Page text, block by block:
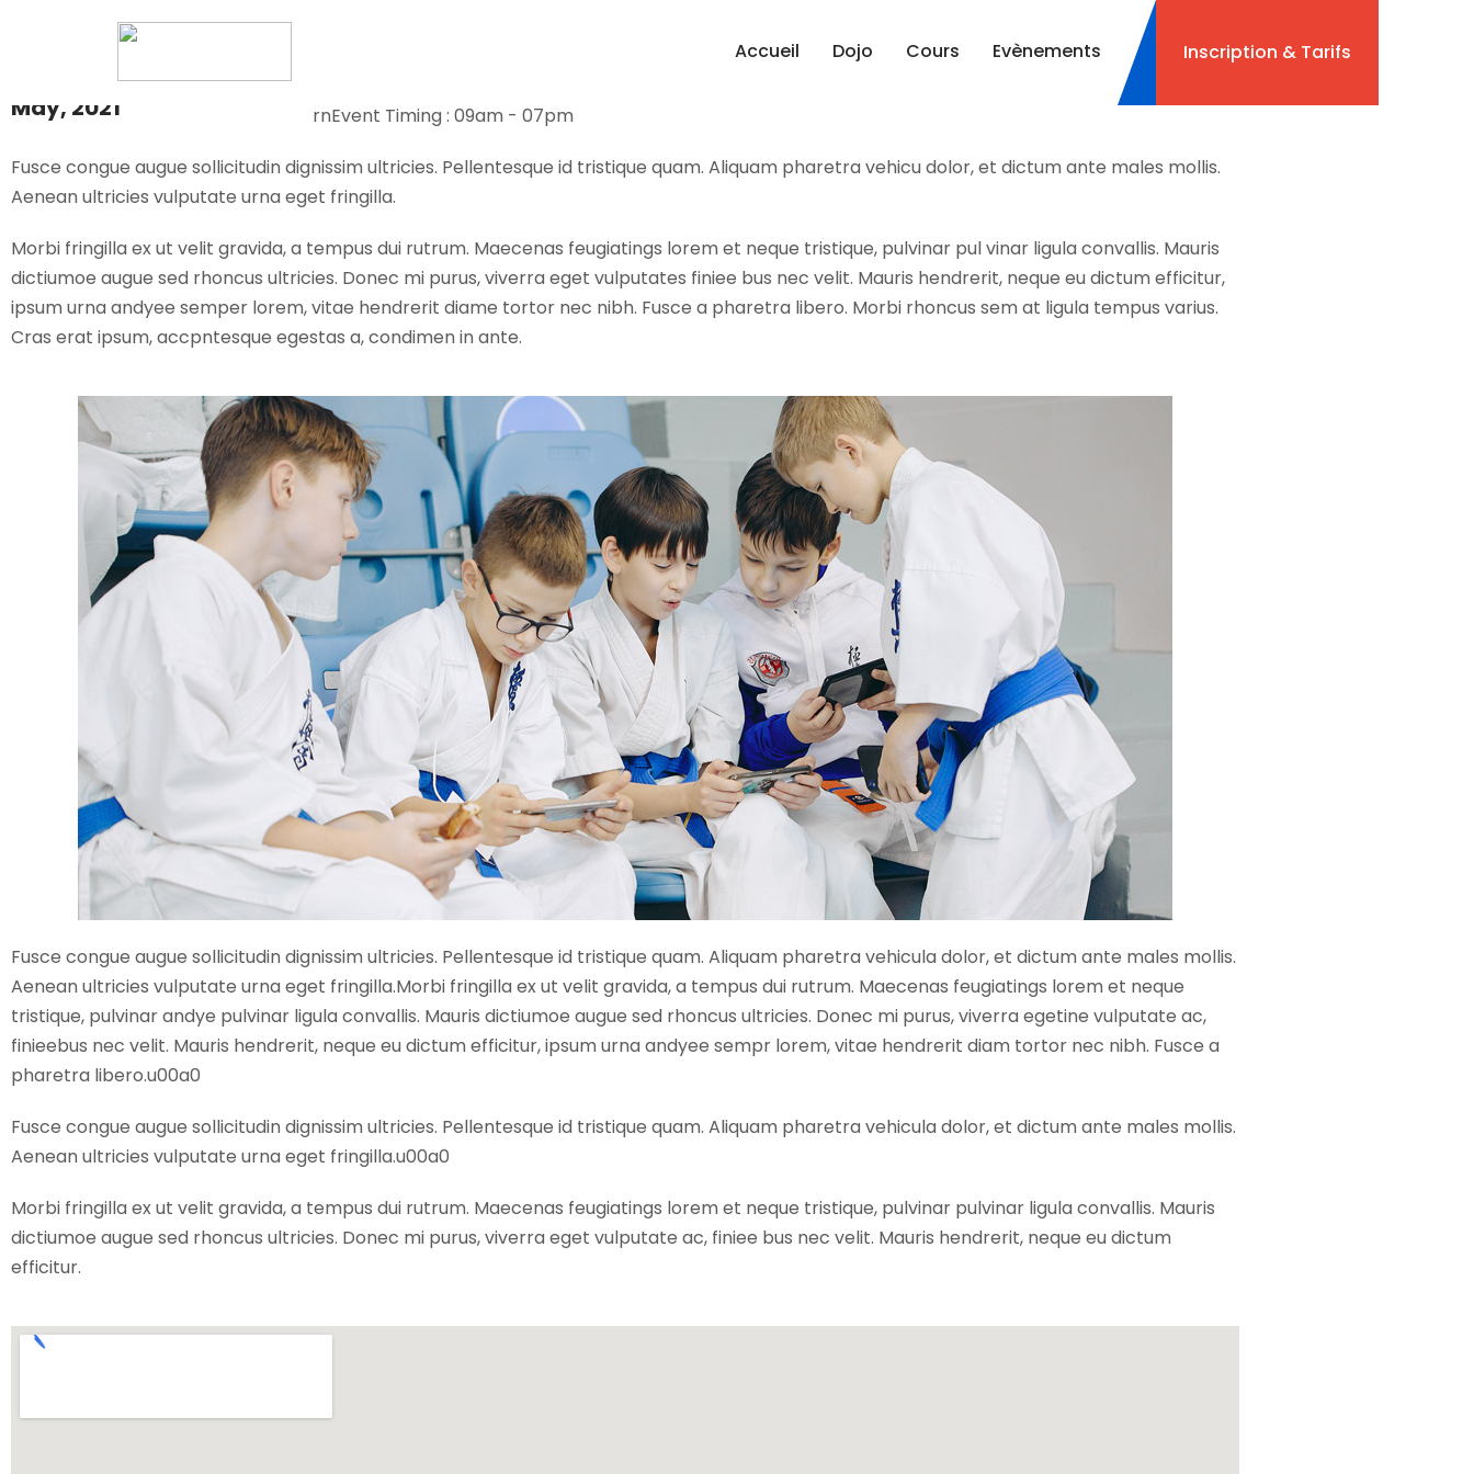
Accueil Dojo Cours Evènements Inscription & Tarifs
May, 2021
rnEvent Timing : 09am - 07pm
Find on map
Fusce congue augue sollicitudin dignissim ultricies. Pellentesque id tristique quam. Aliquam pharetra vehicu dolor, et dictum ante males mollis.
Aenean ultricies vulputate urna eget fringilla.
Morbi fringilla ex ut velit gravida, a tempus dui rutrum. Maecenas feugiatings lorem et neque tristique, pulvinar pul vinar ligula convallis. Mauris
dictiumoe augue sed rhoncus ultricies. Donec mi purus, viverra eget vulputates finiee bus nec velit. Mauris hendrerit, neque eu dictum efficitur,
ipsum urna andyee semper lorem, vitae hendrerit diame tortor nec nibh. Fusce a pharetra libero. Morbi rhoncus sem at ligula tempus varius.
Cras erat ipsum, accpntesque egestas a, condimen in ante.
Fusce congue augue sollicitudin dignissim ultricies. Pellentesque id tristique quam. Aliquam pharetra vehicula dolor, et dictum ante males mollis.
Aenean ultricies vulputate urna eget fringilla.Morbi fringilla ex ut velit gravida, a tempus dui rutrum. Maecenas feugiatings lorem et neque
tristique, pulvinar andye pulvinar ligula convallis. Mauris dictiumoe augue sed rhoncus ultricies. Donec mi purus, viverra egetine vulputate ac,
finieebus nec velit. Mauris hendrerit, neque eu dictum efficitur, ipsum urna andyee sempr lorem, vitae hendrerit diam tortor nec nibh. Fusce a
pharetra libero.u00a0
Fusce congue augue sollicitudin dignissim ultricies. Pellentesque id tristique quam. Aliquam pharetra vehicula dolor, et dictum ante males mollis.
Aenean ultricies vulputate urna eget fringilla.u00a0
Morbi fringilla ex ut velit gravida, a tempus dui rutrum. Maecenas feugiatings lorem et neque tristique, pulvinar pulvinar ligula convallis. Mauris
dictiumoe augue sed rhoncus ultricies. Donec mi purus, viverra eget vulputate ac, finiee bus nec velit. Mauris hendrerit, neque eu dictum
efficitur.